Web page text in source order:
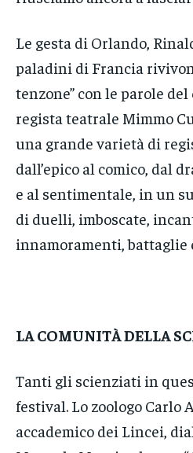
Le gesta di Orlando,
paladini di Francia
tenzone” con le parole
regista teatrale Mimmo
una grande varietà di
dall’epico al comico, dal
e al sentimentale, in un
di duelli, imboscate,
innamoramenti, battaglie
LA COMUNITÀ DELLA
Tanti gli scienziati in
festival. Lo zoologo Carlo
accademico dei Lincei,